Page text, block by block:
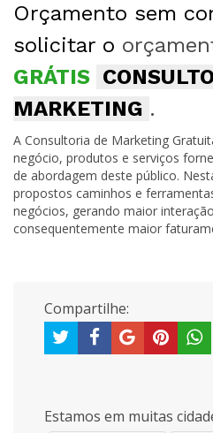
Orçamento sem
solicitar o
GRÁTIS
MARKETING .
A Consultoria de Marketing
negócio, produtos e serviços
de abordagem deste público.
propostos caminhos e
negócios, gerando maior
consequentemente maior
Compartilhe:
Estamos em muitas